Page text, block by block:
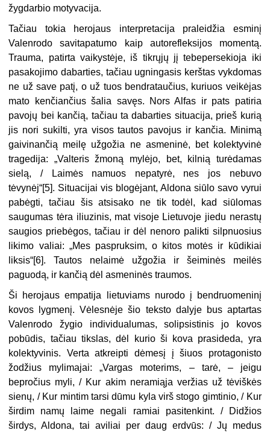
žygdarbio motyvacija.
Tačiau tokia herojaus interpretacija praleidžia esminį
Valenrodo savitapatumo kaip autorefleksijos momentą.
Trauma, patirta vaikystėje, iš tikrųjų jį tebepersekioja iki
pasakojimo dabarties, tačiau ugningasis kerštas vykdomas
ne už save patį, o už tuos bendrataučius, kuriuos veikėjas
mato kenčiančius šalia savęs. Nors Alfas ir pats patiria
pavojų bei kančią, tačiau ta dabarties situacija, prieš kurią
jis nori sukilti, yra visos tautos pavojus ir kančia. Minimą
gaivinančią meilę užgožia ne asmeninė, bet kolektyvinė
tragedija: „Valteris žmoną mylėjo, bet, kilnią turėdamas
sielą, / Laimės namuos nepatyrė, nes jos nebuvo
tėvynėj“[5]. Situacijai vis blogėjant, Aldona siūlo savo vyrui
pabėgti, tačiau šis atsisako ne tik todėl, kad siūlomas
saugumas tėra iliuzinis, mat visoje Lietuvoje jiedu nerastų
saugios priebėgos, tačiau ir dėl nenoro palikti silpnuosius
likimo valiai: „Mes paspruksim, o kitos motės ir kūdikiai
liksis“[6]. Tautos nelaimė užgožia ir šeiminės meilės
paguodą, ir kančią dėl asmeninės traumos.
Ši herojaus empatija lietuviams nurodo į bendruomeninį
kovos lygmenį. Vėlesnėje šio teksto dalyje bus aptartas
Valenrodo žygio individualumas, solipsistinis jo kovos
pobūdis, tačiau tikslas, dėl kurio ši kova prasideda, yra
kolektyvinis. Verta atkreipti dėmesį į šiuos protagonisto
žodžius mylimajai: „Vargas moterims, – tarė, – jeigu
bepročius myli, / Kur akim neramiąja veržias už tėviškės
sienų, / Kur mintim tarsi dūmu kyla virš stogo gimtinio, / Kur
širdim namų laime negali ramiai pasitenkint. / Didžios
širdys, Aldona, tai aviliai per daug erdvūs: / Jų medus